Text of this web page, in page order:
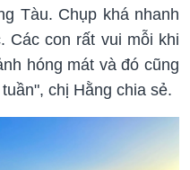
Tàu. Chụp khá nhanh
Các con rất vui mỗi khi
hóng mát và đó cũng
chị Hằng chia sẻ.